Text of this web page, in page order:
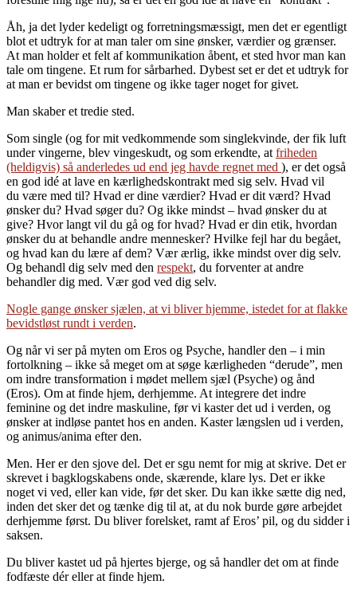
Åh, ja det lyder kedeligt og forretningsmæssigt, men det er egentligt
blot et udtryk for at man taler om sine ønsker, værdier og grænser.
At man holder et felt af kommunikation åbent, et sted hvor man kan
tale om tingene. Et rum for sårbarhed. Dybest set er det et udtryk for
at man er bevidst om tingene og ikke tager noget for givet.
Man skaber et tredie sted.
Som single (og for mit vedkommende som singlekvinde, der fik luft
under vingerne, blev vingeskudt, og som erkendte, at friheden
(heldigvis) så anderledes ud end jeg havde regnet med ), er det også
en god idé at lave en kærlighedskontrakt med sig selv. Hvad vil
du være med til? Hvad er dine værdier? Hvad er dit værd? Hvad
ønsker du? Hvad søger du? Og ikke mindst – hvad ønsker du at
give? Hvor langt vil du gå og for hvad? Hvad er din etik, hvordan
ønsker du at behandle andre mennesker? Hvilke fejl har du begået,
og hvad kan du lære af dem? Vær ærlig, ikke mindst over dig selv.
Og behandl dig selv med den respekt, du forventer at andre
behandler dig med. Vær god ved dig selv.
Nogle gange ønsker sjælen, at vi bliver hjemme, istedet for at flakke
bevidstløst rundt i verden.
Og når vi ser på myten om Eros og Psyche, handler den – i min
fortolkning – ikke så meget om at søge kærligheden “derude”, men
om indre transformation i mødet mellem sjæl (Psyche) og ånd
(Eros). Om at finde hjem, derhjemme. At integrere det indre
feminine og det indre maskuline, før vi kaster det ud i verden, og
ønsker at indløse pantet hos en anden. Kaster længslen ud i verden,
og animus/anima efter den.
Men. Her er den sjove del. Det er sgu nemt for mig at skrive. Det er
skrevet i bagklogskabens onde, skærende, klare lys. Det er ikke
noget vi ved, eller kan vide, før det sker. Du kan ikke sætte dig ned,
inden det sker det og tænke dig til at, at du nok burde gøre arbejdet
derhjemme først. Du bliver forelsket, ramt af Eros’ pil, og du sidder i
saksen.
Du bliver kastet ud på hjertes bjerge, og så handler det om at finde
fodfæste dér eller at finde hjem.